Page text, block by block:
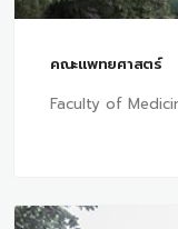
คณะแพทยศาสตร์
Faculty of